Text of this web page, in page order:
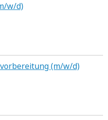
w/d)
(m/w/d)